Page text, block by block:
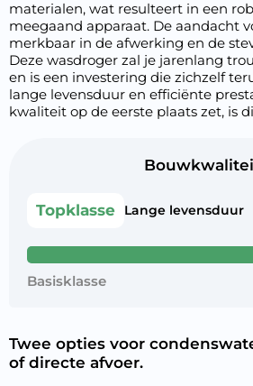
materialen, wat resulteert in een
meegaand apparaat. De aandacht
merkbaar in de afwerking en de
Deze wasdroger zal je jarenlang
en is een investering die zichzelf
lange levensduur en efficiënte
kwaliteit op de eerste plaats zet, is
Topklasse Lange levensduur
Basisklasse
Twee opties voor
of directe afvoer.